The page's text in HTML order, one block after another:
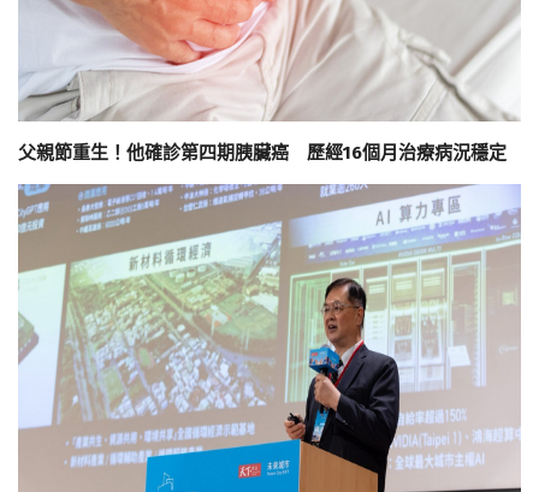
父親節重生！他確診第四期胰臟癌 歷經16個月治療病況穩定